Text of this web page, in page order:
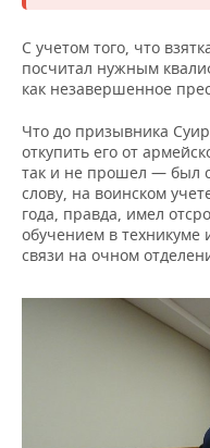
С учетом того, что
посчитал нужным
как незавершенное
Что до призывника
откупить его от
так и не прошел — был
слову, на воинском
года, правда, имел
обучением в
связи на очном